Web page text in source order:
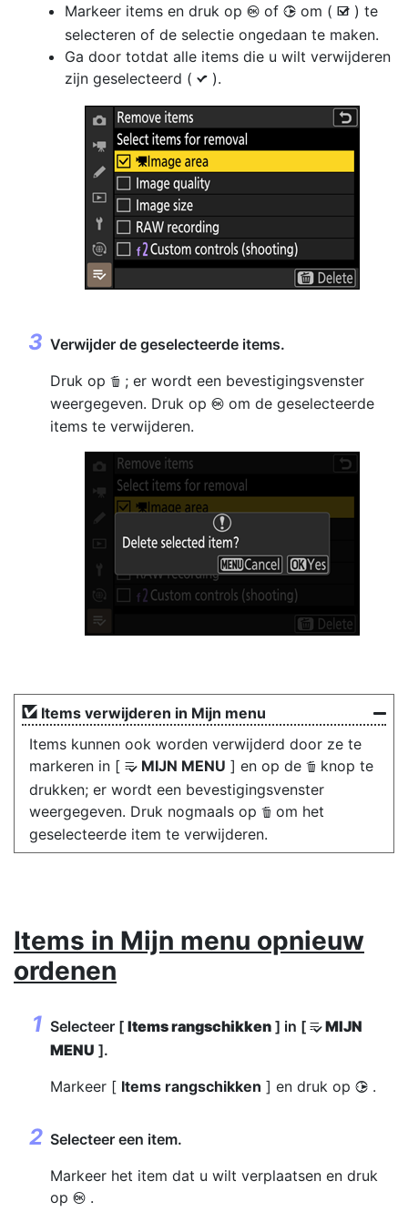
Markeer items en druk op J of 2 om ( M ) te
selecteren of de selectie ongedaan te maken.
Ga door totdat alle items die u wilt verwijderen
zijn geselecteerd ( L ).
Verwijder de geselecteerde items.
Druk op O ; er wordt een bevestigingsvenster
weergegeven. Druk op J om de geselecteerde
items te verwijderen.
Items verwijderen in Mijn menu
Items kunnen ook worden verwijderd door ze te
markeren in [ O MIJN MENU ] en op de O knop te
drukken; er wordt een bevestigingsvenster
weergegeven. Druk nogmaals op O om het
geselecteerde item te verwijderen.
Items in Mijn menu opnieuw
ordenen
Selecteer [ Items rangschikken ] in [ OMIJN
MENU ].
Markeer [ Items rangschikken ] en druk op 2 .
Selecteer een item.
Markeer het item dat u wilt verplaatsen en druk
op J .